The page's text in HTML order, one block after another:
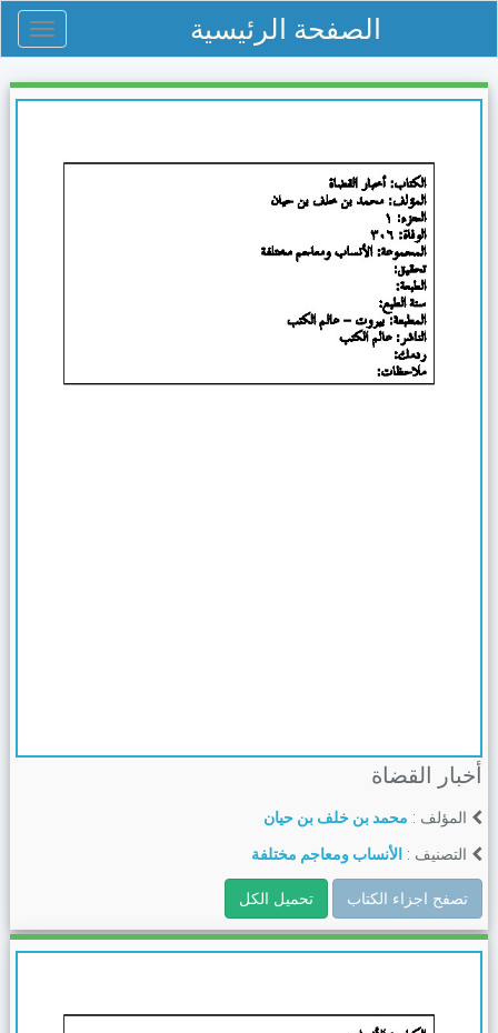
الصفحة الرئيسية
أخبار القضاة
المؤلف : محمد بن خلف بن حيان
التصنيف : الأنساب ومعاجم مختلفة
تصفح اجزاء الكتاب تحميل الكل